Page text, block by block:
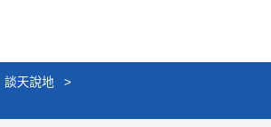
版
談天說地
>